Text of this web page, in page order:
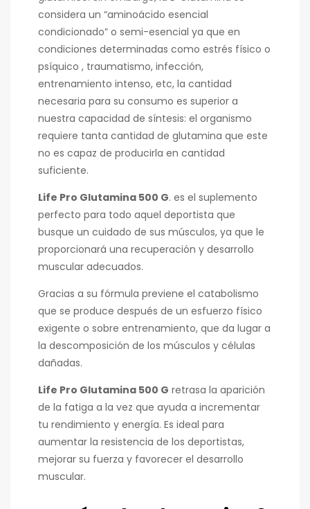
considera un “aminoácido esencial
condicionado” o semi-esencial ya que en
condiciones determinadas como estrés físico o
psíquico , traumatismo, infección,
entrenamiento intenso, etc, la cantidad
necesaria para su consumo es superior a
nuestra capacidad de síntesis: el organismo
requiere tanta cantidad de glutamina que este
no es capaz de producirla en cantidad
suficiente.
Life Pro Glutamina 500 G. es el suplemento
perfecto para todo aquel deportista que
busque un cuidado de sus músculos, ya que le
proporcionará una recuperación y desarrollo
muscular adecuados.
Gracias a su fórmula previene el catabolismo
que se produce después de un esfuerzo físico
exigente o sobre entrenamiento, que da lugar a
la descomposición de los músculos y células
dañadas.
Life Pro Glutamina 500 G retrasa la aparición
de la fatiga a la vez que ayuda a incrementar
tu rendimiento y energía. Es ideal para
aumentar la resistencia de los deportistas,
mejorar su fuerza y favorecer el desarrollo
muscular.